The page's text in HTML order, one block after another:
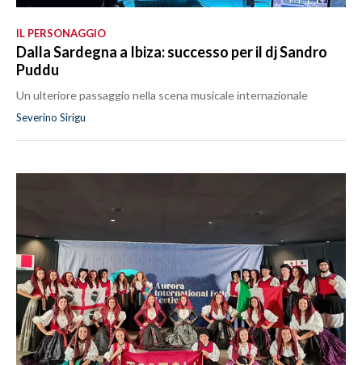
IL PERSONAGGIO
Dalla Sardegna a Ibiza: successo per il dj Sandro
Puddu
Un ulteriore passaggio nella scena musicale internazionale
Severino Sirigu